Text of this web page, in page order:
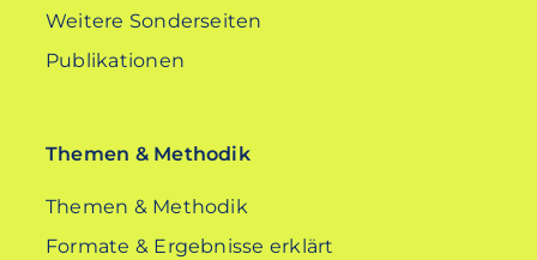
Weitere Sonderseiten
Publikationen
Themen & Methodik
Themen & Methodik
Formate & Ergebnisse erklärt